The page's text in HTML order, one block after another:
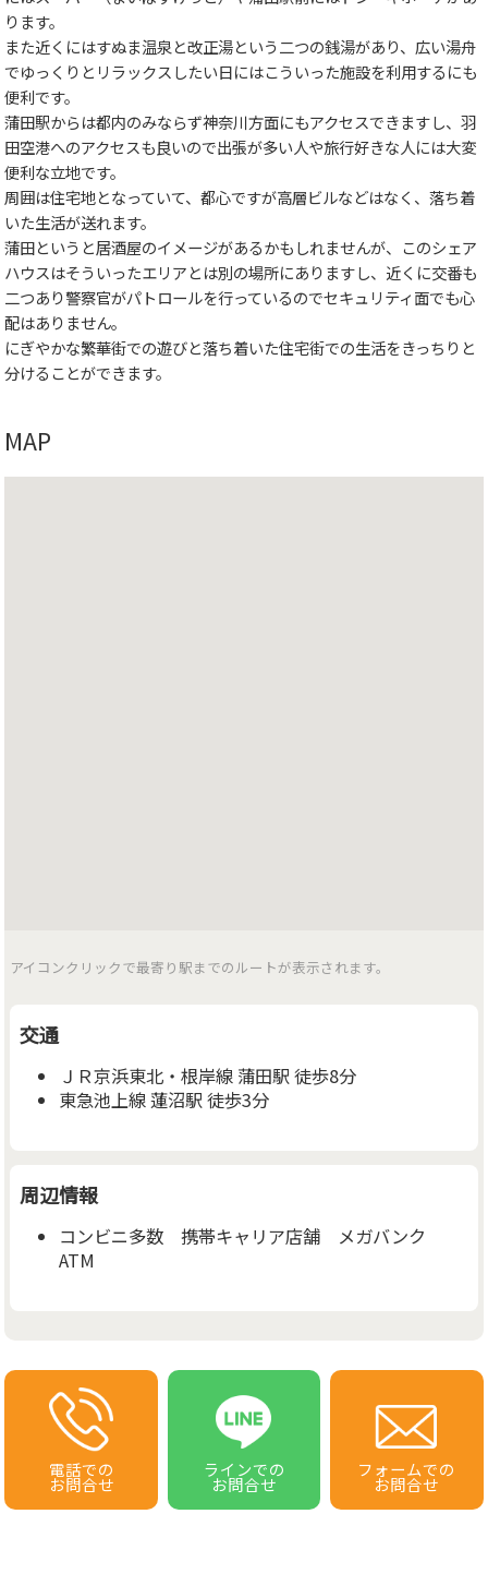
ります。
また近くにはすぬま温泉と改正湯という二つの銭湯があり、広い湯舟
でゆっくりとリラックスしたい日にはこういった施設を利用するにも
便利です。
蒲田駅からは都内のみならず神奈川方面にもアクセスできますし、羽
田空港へのアクセスも良いので出張が多い人や旅行好きな人には大変
便利な立地です。
周囲は住宅地となっていて、都心ですが高層ビルなどはなく、落ち着
いた生活が送れます。
蒲田というと居酒屋のイメージがあるかもしれませんが、このシェア
ハウスはそういったエリアとは別の場所にありますし、近くに交番も
二つあり警察官がパトロールを行っているのでセキュリティ面でも心
配はありません。
にぎやかな繁華街での遊びと落ち着いた住宅街での生活をきっちりと
分けることができます。
MAP
アイコンクリックで最寄り駅までのルートが表示されます。
交通
ＪＲ京浜東北・根岸線 蒲田駅 徒歩8分
東急池上線 蓮沼駅 徒歩3分
周辺情報
コンビニ多数 携帯キャリア店舗 メガバンク
ATM
電話での
お問合せ
ラインでの
お問合せ
フォームでの
お問合せ